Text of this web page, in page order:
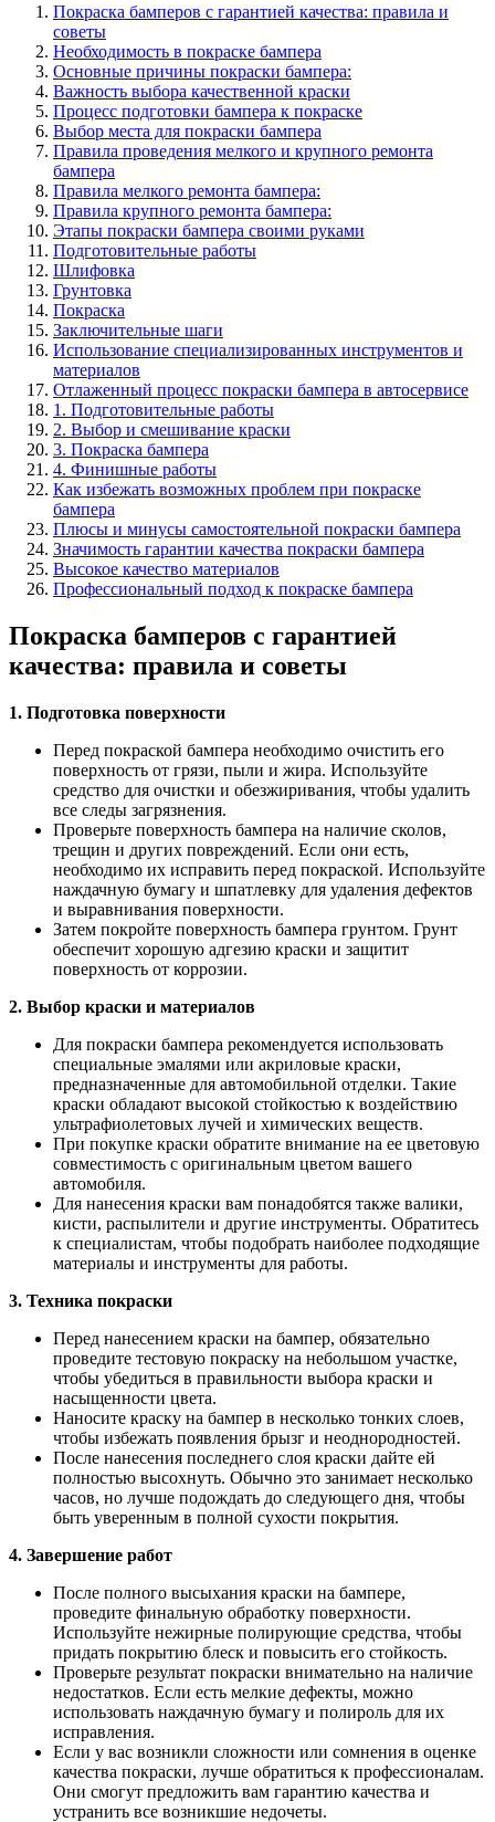
Покраска бамперов с гарантией качества: правила и
советы
Необходимость в покраске бампера
Основные причины покраски бампера:
Важность выбора качественной краски
Процесс подготовки бампера к покраске
Выбор места для покраски бампера
Правила проведения мелкого и крупного ремонта
бампера
Правила мелкого ремонта бампера:
Правила крупного ремонта бампера:
Этапы покраски бампера своими руками
Подготовительные работы
Шлифовка
Грунтовка
Покраска
Заключительные шаги
Использование специализированных инструментов и
материалов
Отлаженный процесс покраски бампера в автосервисе
1. Подготовительные работы
2. Выбор и смешивание краски
3. Покраска бампера
4. Финишные работы
Как избежать возможных проблем при покраске
бампера
Плюсы и минусы самостоятельной покраски бампера
Значимость гарантии качества покраски бампера
Высокое качество материалов
Профессиональный подход к покраске бампера
Покраска бамперов с гарантией
качества: правила и советы
1. Подготовка поверхности
Перед покраской бампера необходимо очистить его
поверхность от грязи, пыли и жира. Используйте
средство для очистки и обезжиривания, чтобы удалить
все следы загрязнения.
Проверьте поверхность бампера на наличие сколов,
трещин и других повреждений. Если они есть,
необходимо их исправить перед покраской. Используйте
наждачную бумагу и шпатлевку для удаления дефектов
и выравнивания поверхности.
Затем покройте поверхность бампера грунтом. Грунт
обеспечит хорошую адгезию краски и защитит
поверхность от коррозии.
2. Выбор краски и материалов
Для покраски бампера рекомендуется использовать
специальные эмалями или акриловые краски,
предназначенные для автомобильной отделки. Такие
краски обладают высокой стойкостью к воздействию
ультрафиолетовых лучей и химических веществ.
При покупке краски обратите внимание на ее цветовую
совместимость с оригинальным цветом вашего
автомобиля.
Для нанесения краски вам понадобятся также валики,
кисти, распылители и другие инструменты. Обратитесь
к специалистам, чтобы подобрать наиболее подходящие
материалы и инструменты для работы.
3. Техника покраски
Перед нанесением краски на бампер, обязательно
проведите тестовую покраску на небольшом участке,
чтобы убедиться в правильности выбора краски и
насыщенности цвета.
Наносите краску на бампер в несколько тонких слоев,
чтобы избежать появления брызг и неоднородностей.
После нанесения последнего слоя краски дайте ей
полностью высохнуть. Обычно это занимает несколько
часов, но лучше подождать до следующего дня, чтобы
быть уверенным в полной сухости покрытия.
4. Завершение работ
После полного высыхания краски на бампере,
проведите финальную обработку поверхности.
Используйте нежирные полирующие средства, чтобы
придать покрытию блеск и повысить его стойкость.
Проверьте результат покраски внимательно на наличие
недостатков. Если есть мелкие дефекты, можно
использовать наждачную бумагу и полироль для их
исправления.
Если у вас возникли сложности или сомнения в оценке
качества покраски, лучше обратиться к профессионалам.
Они смогут предложить вам гарантию качества и
устранить все возникшие недочеты.